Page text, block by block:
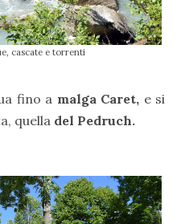
cascate e torrenti
fino a malga Caret, e si
quella del Pedruch.